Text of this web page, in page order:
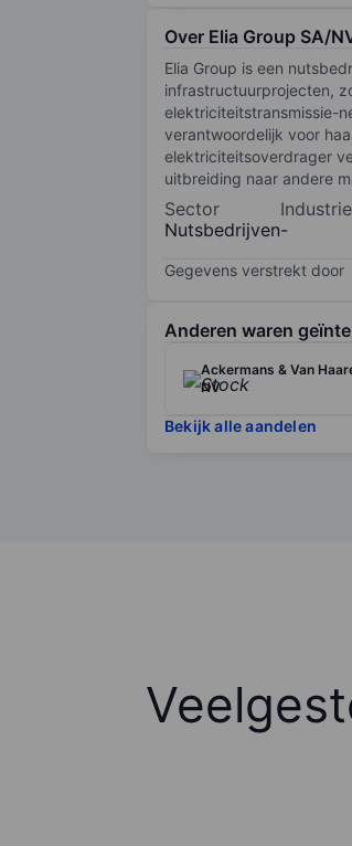
Over Elia Group SA/
Elia Group is een
infrastructuurprojecten,
elektriciteitstransmissie-
verantwoordelijk voor
elektriciteitsoverdrager
uitbreiding naar andere
Sector
Nutsbedrijven
Industrie
-
Gegevens verstrekt door
Anderen waren
Ackermans & Van
NV
Bekijk alle aandelen